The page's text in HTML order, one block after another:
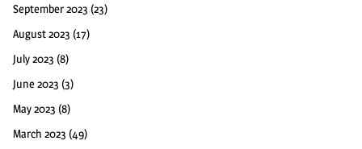
September 2023 (23)
August 2023 (17)
July 2023 (8)
June 2023 (3)
May 2023 (8)
March 2023 (49)